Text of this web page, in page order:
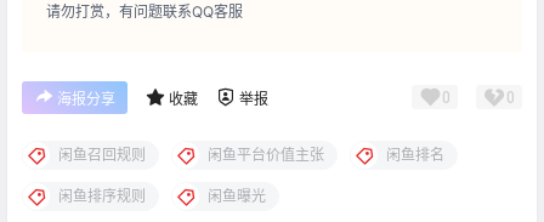
请勿打赏，有问题联系QQ客服
海报分享 收藏 举报 0 0
闲鱼召回规则 闲鱼平台价值主张 闲鱼排名
闲鱼排序规则 闲鱼曝光